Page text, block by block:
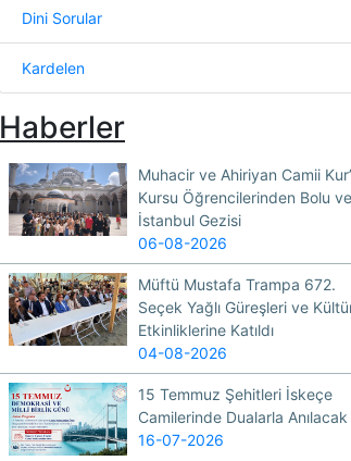
Dini Sorular
Kardelen
Haberler
Muhacir ve Ahiriyan Camii
Kursu Öğrencilerinden Bolu ve
İstanbul Gezisi
06-08-2026
Müftü Mustafa Trampa 672.
Seçek Yağlı Güreşleri ve
Etkinliklerine Katıldı
04-08-2026
15 Temmuz Şehitleri İskeçe
Camilerinde Dualarla Anılacak
16-07-2026